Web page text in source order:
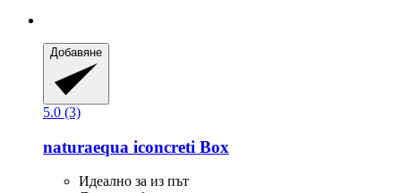
Добавяне
5.0 (3)
naturaequa iconcreti Box
Идеално за из път